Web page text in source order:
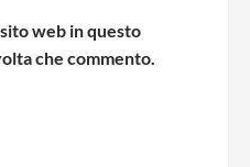
web in questo
che commento.